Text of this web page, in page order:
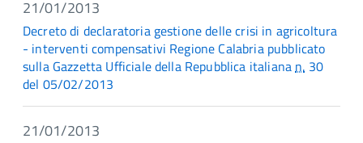
21/01/2013
Decreto di declaratoria gestione delle crisi in agricoltura
- interventi compensativi Regione Calabria pubblicato
sulla Gazzetta Ufficiale della Repubblica italianan. 30
del 05/02/2013
21/01/2013